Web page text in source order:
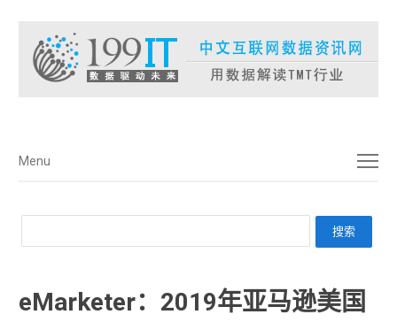
菜单
Menu
eMarketer：2019年亚马逊美国